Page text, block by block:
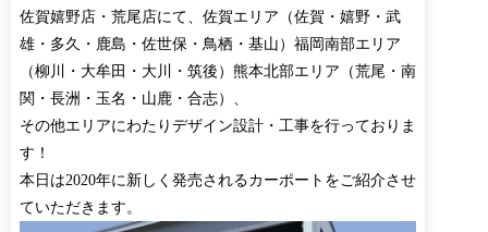
佐賀嬉野店・荒尾店にて、佐賀エリア（佐賀・嬉野・武
雄・多久・鹿島・佐世保・鳥栖・基山）福岡南部エリア
（柳川・大牟田・大川・筑後）熊本北部エリア（荒尾・南
関・長洲・玉名・山鹿・合志）、
その他エリアにわたりデザイン設計・工事を行っておりま
す！
本日は2020年に新しく発売されるカーポートをご紹介させ
ていただきます。